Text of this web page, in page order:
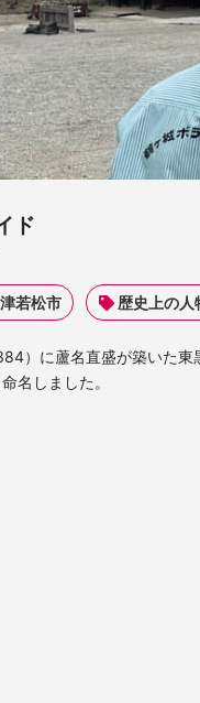
ド
若松市 歴史上の人
）に蘆名直盛が築いた
名しました。